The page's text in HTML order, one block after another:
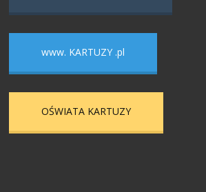
www. KARTUZY .pl
OŚWIATA KARTUZY